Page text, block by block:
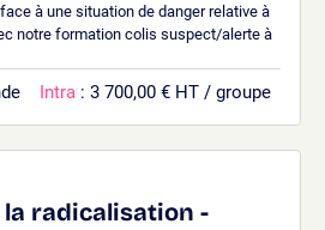
à une situation de danger relative à
notre formation colis suspect/alerte à
Intra : 3 700,00 € HT / groupe
radicalisation -